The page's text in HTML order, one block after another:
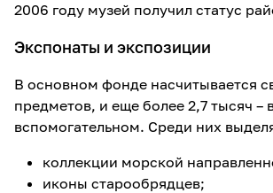
2006 году музей получил статус
Экспонаты и экспозиции
В основном фонде насчитывается
предметов, и еще более 2,7 тысяч –
вспомогательном. Среди них
коллекции морской
иконы старообрядцев;